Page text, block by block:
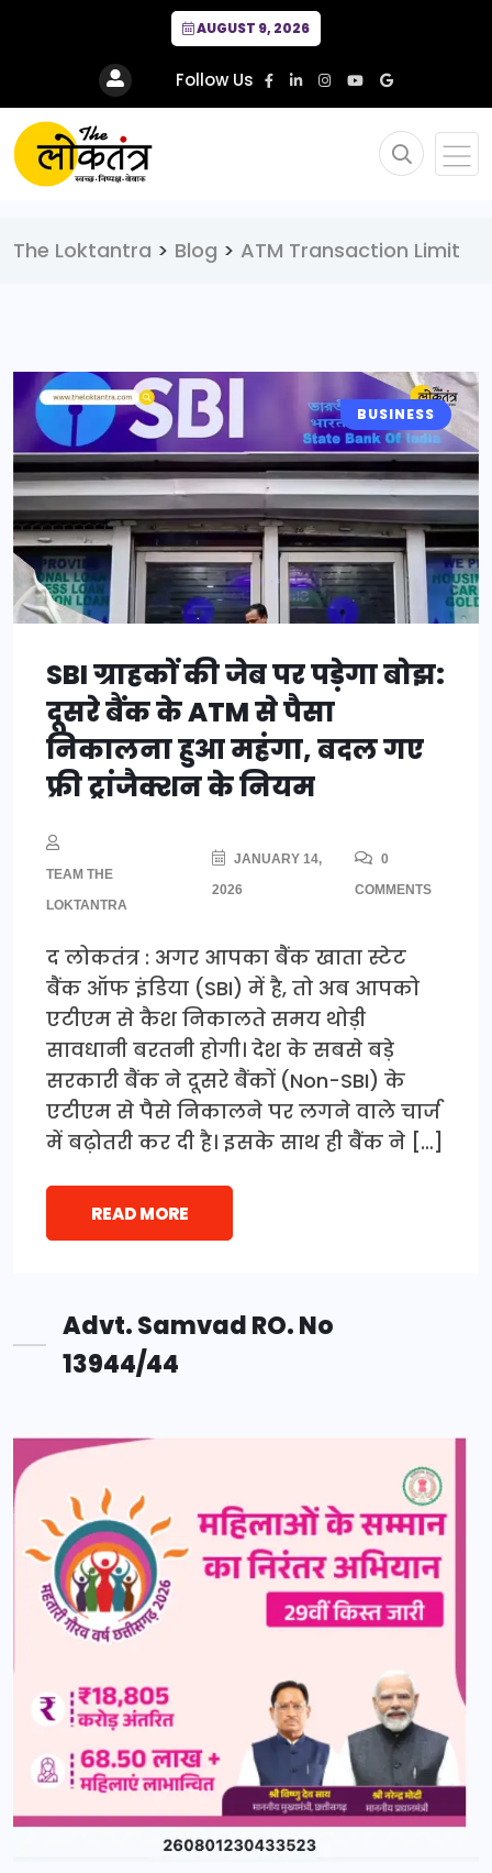
AUGUST 9, 2026
Follow Us
The Loktantra > Blog > ATM Transaction Limit
BUSINESS
SBI ग्राहकों की जेब पर पड़ेगा बोझ:
दूसरे बैंक के ATM से पैसा
निकालना हुआ महंगा, बदल गए
फ्री ट्रांजैक्शन के नियम
TEAM THE
LOKTANTRA
JANUARY 14,
2026
0
COMMENTS
द लोकतंत्र : अगर आपका बैंक खाता स्टेट
बैंक ऑफ इंडिया (SBI) में है, तो अब आपको
एटीएम से कैश निकालते समय थोड़ी
सावधानी बरतनी होगी। देश के सबसे बड़े
सरकारी बैंक ने दूसरे बैंकों (Non-SBI) के
एटीएम से पैसे निकालने पर लगने वाले चार्ज
में बढ़ोतरी कर दी है। इसके साथ ही बैंक ने […]
READ MORE
Advt. Samvad RO. No
13944/44